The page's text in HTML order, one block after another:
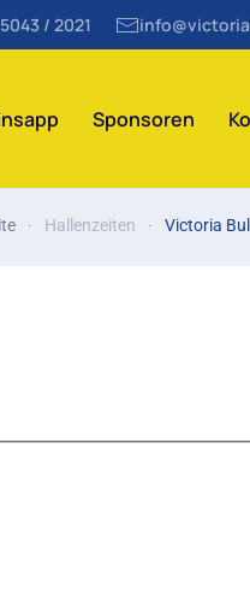
/ 2021
Sponsoren
Hallenzeiten Victoria